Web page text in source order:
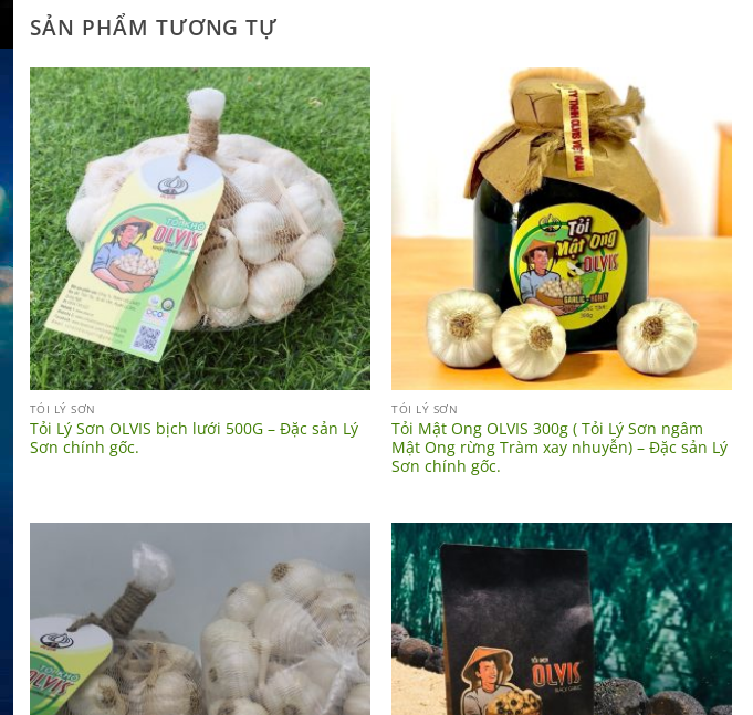
SẢN PHẨM TƯƠNG TỰ
TỎI LÝ SƠN
Tỏi Lý Sơn OLVIS bịch lưới 500G – Đặc sản Lý
Sơn chính gốc.
TỎI LÝ SƠN
Tỏi Mật Ong OLVIS 300g ( Tỏi Lý Sơn ngâm
Mật Ong rừng Tràm xay nhuyễn) – Đặc sản Lý
Sơn chính gốc.